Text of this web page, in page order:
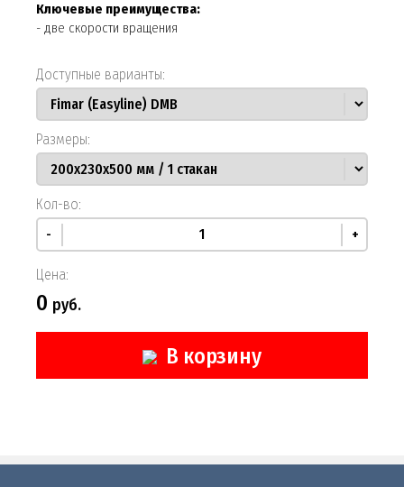
Ключевые преимущества:
- две скорости вращения
Доступные варианты:
Размеры:
Кол-во:
- +
Цена:
0 руб.
В корзину